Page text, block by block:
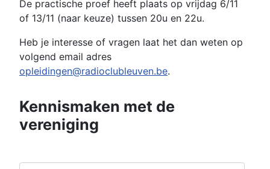
De practische proef heeft plaats op vrijdag 6/11
of 13/11 (naar keuze) tussen 20u en 22u.
Heb je interesse of vragen laat het dan weten op
volgend email adres
opleidingen@radioclubleuven.be.
Kennismaken met de
vereniging